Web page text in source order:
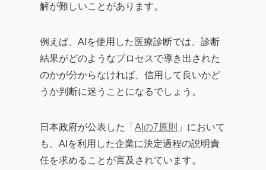
解が難しいことがあります。
例えば、AIを使用した医療診断では、診断
結果がどのようなプロセスで導き出された
のかが分からなければ、信用して良いかど
うか判断に迷うことになるでしょう。
日本政府が公表した「 AIの7原則 」において
も、AIを利用した企業に決定過程の説明責
任を求めることが言及されています。